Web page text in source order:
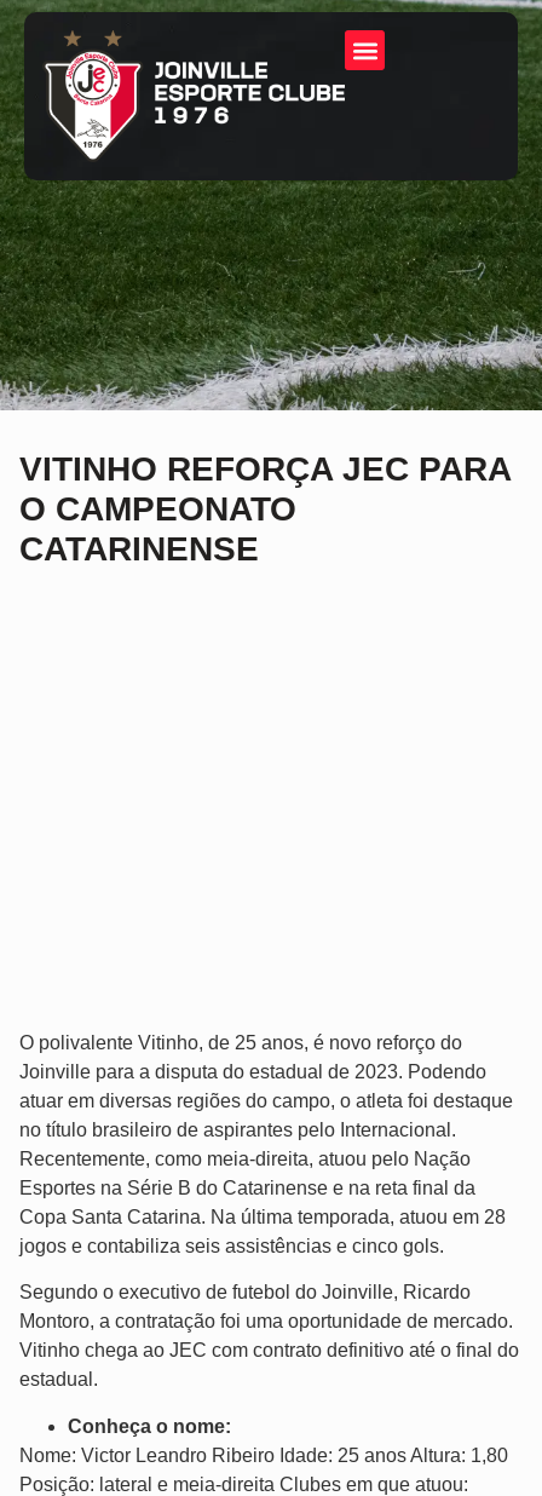
VITINHO REFORÇA JEC PARA
O CAMPEONATO
CATARINENSE
O polivalente Vitinho, de 25 anos, é novo reforço do
Joinville para a disputa do estadual de 2023. Podendo
atuar em diversas regiões do campo, o atleta foi destaque
no título brasileiro de aspirantes pelo Internacional.
Recentemente, como meia-direita, atuou pelo Nação
Esportes na Série B do Catarinense e na reta final da
Copa Santa Catarina. Na última temporada, atuou em 28
jogos e contabiliza seis assistências e cinco gols.
Segundo o executivo de futebol do Joinville, Ricardo
Montoro, a contratação foi uma oportunidade de mercado.
Vitinho chega ao JEC com contrato definitivo até o final do
estadual.
Conheça o nome:
Nome: Victor Leandro Ribeiro Idade: 25 anosAltura: 1,80
Posição: lateral e meia-direita Clubes em que atuou: